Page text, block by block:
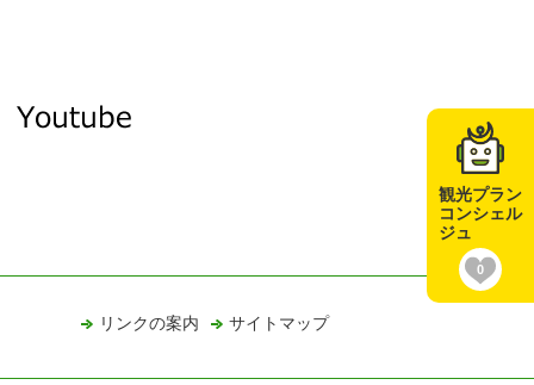
観光プラン
コンシェル
ジュ
0
リンクの案内 サイトマップ